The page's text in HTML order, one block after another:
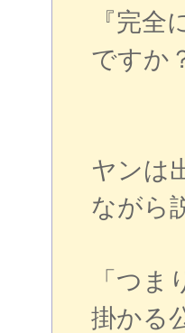
『完
ですか
ヤンは
ながら
「つ
掛かる